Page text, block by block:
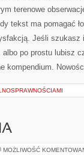
terenowe
tekst ma pomagać
Jeśli szukasz
po prostu lubisz
kompendium.
MOŻLIWOŚĆ